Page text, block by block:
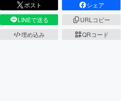
まちづくり・地域活性化
ポスト
シェア
LINEで送る
URLコピー
埋め込み
QRコード